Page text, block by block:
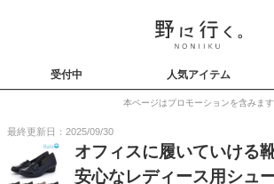
受付中 人気アイテム
本ページはプロモーションを含みます
最終更新日：2025/09/30
オフィスに履いていける
安心なレディース用シュ